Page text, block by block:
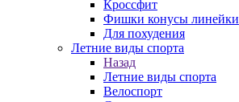
Кроссфит
Фишки конусы линейки
Для похудения
Летние виды спорта
Назад
Летние виды спорта
Велоспорт